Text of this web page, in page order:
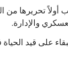
أولاً تحريرها من
والإدارة.
على قيد